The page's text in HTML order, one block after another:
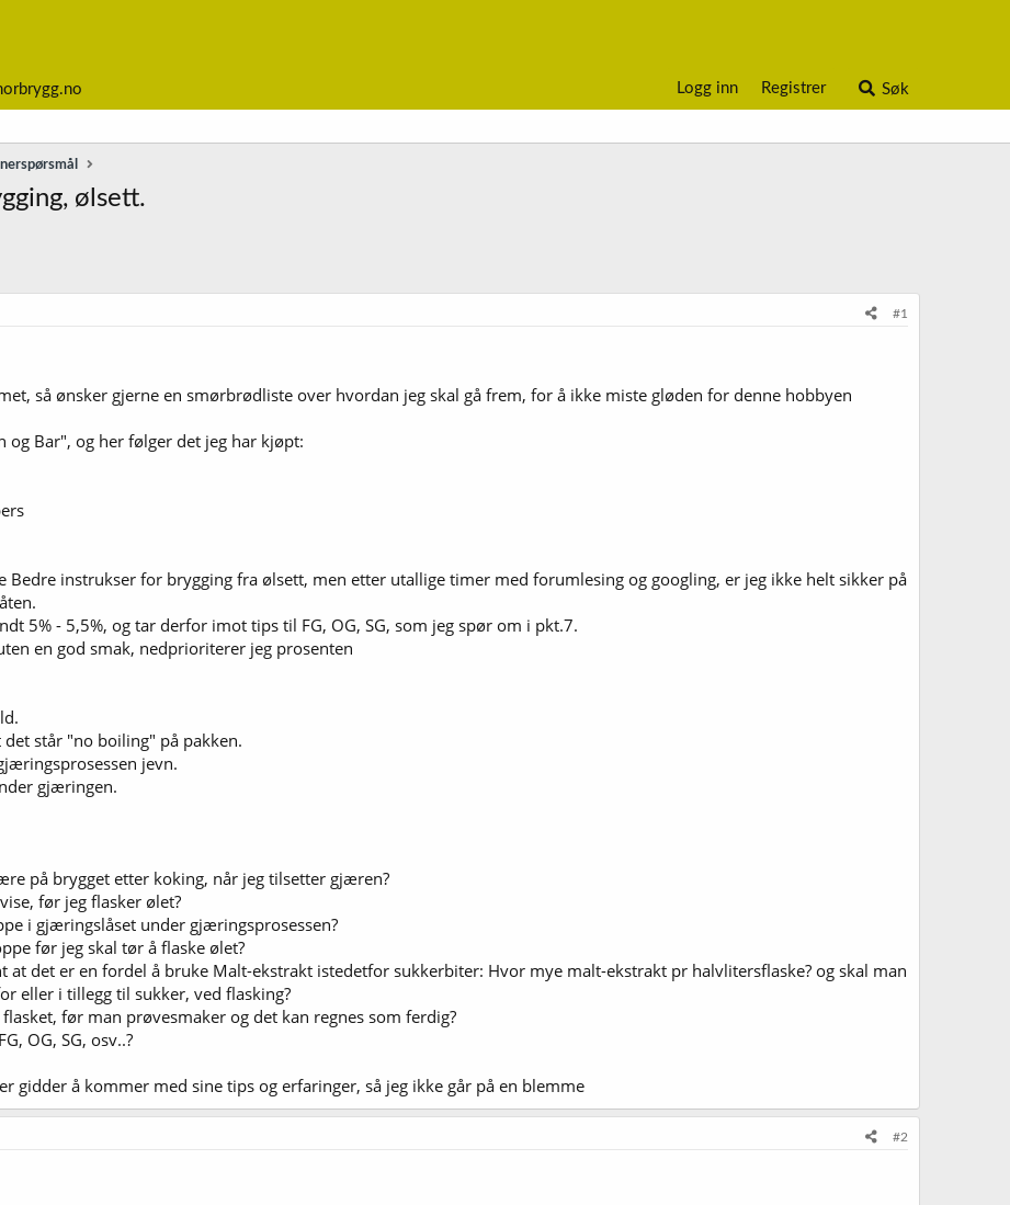
Logg inn Registrer Søk
ølsett.
#1
så ønsker gjerne en smørbrødliste over hvordan jeg skal gå frem, for å ikke miste gløden for denne hobbyen
og Bar", og her følger det jeg har kjøpt:
Bedre instrukser for brygging fra ølsett, men etter utallige timer med forumlesing og googling, er jeg ikke helt sikker på
5% - 5,5%, og tar derfor imot tips til FG, OG, SG, som jeg spør om i pkt.7.
en god smak, nedprioriterer jeg prosenten
står "no boiling" på pakken.
jevn.
gjæringen.
på brygget etter koking, når jeg tilsetter gjæren?
før jeg flasker ølet?
i gjæringslåset under gjæringsprosessen?
før jeg skal tør å flaske ølet?
at det er en fordel å bruke Malt-ekstrakt istedetfor sukkerbiter: Hvor mye malt-ekstrakt pr halvlitersflaske? og skal man
eller i tillegg til sukker, ved flasking?
før man prøvesmaker og det kan regnes som ferdig?
OG, SG, osv..?
gidder å kommer med sine tips og erfaringer, så jeg ikke går på en blemme
#2